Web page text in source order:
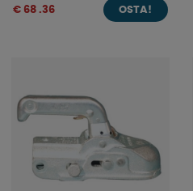
€ 68 .36 OSTA!